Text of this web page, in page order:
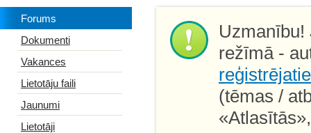
Forums
Dokumenti
Vakances
Lietotāju faili
Jaunumi
Lietotāji
Uzmanību!
režīmā -
(tēmas /